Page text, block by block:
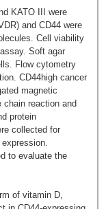
KATO III were
and CD44 were
Cell viability
Soft agar
Flow cytometry
CD44high cancer
magnetic
chain reaction and
protein
collected for
to evaluate the
of vitamin D,